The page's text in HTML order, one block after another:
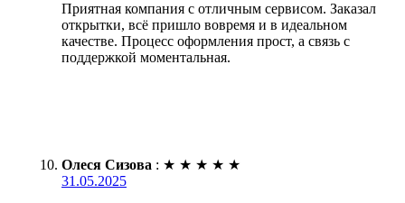
Приятная компания с отличным сервисом. Заказал
открытки, всё пришло вовремя и в идеальном
качестве. Процесс оформления прост, а связь с
поддержкой моментальная.
Олеся Сизова : ★ ★ ★ ★ ★
31.05.2025